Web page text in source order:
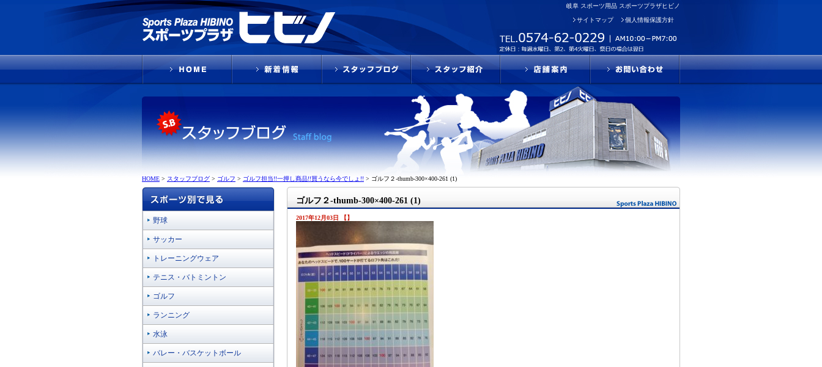
岐阜 スポーツ用品 スポーツプラザヒビノ
サイトマップ 個人情報保護方針
HOME > スタッフブログ > ゴルフ > ゴルフ担当!!一押し商品!!買うなら今でしょ!! > ゴルフ２-thumb-300×400-261 (1)
ゴルフ２-thumb-300×400-261 (1)
2017年12月03日 【】
野球
サッカー
トレーニングウェア
テニス・バトミントン
ゴルフ
ランニング
水泳
バレー・バスケットボール